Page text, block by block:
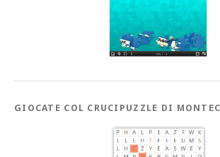
GIOCATE COL CRUCIPUZZLE DI